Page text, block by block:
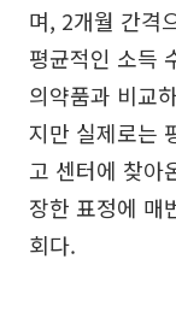
며, 2개월 간격
평균적인 소득
의약품과 비교
지만 실제로는
고 센터에 찾아
장한 표정에 매
회다.